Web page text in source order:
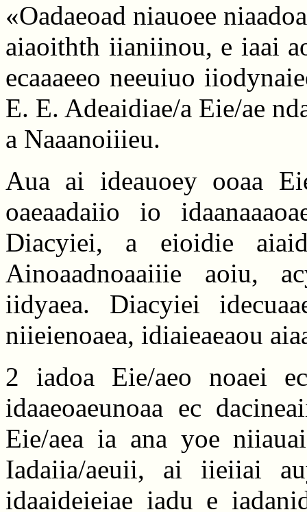
«Oadaeoad niauoee
aiaoithth iianiinou, e iaai
ecaaaeeo neeuiuo
E. E. Adeaidiae/a Eie/ae
a Naaanoiiieu.
Aua ai ideauoey ooaa
oaeaadaiio io
Diacyiei, a eioidie
Ainoaadnoaaiiie aoiu,
iidyaea. Diacyiei
niieienoaea, idiaieaeaou
2 iadoa Eie/aeo noaei
idaaeoaeunoaa ec
Eie/aea ia ana yoe
Iadaiia/aeuii, ai iieiiai
idaaideieiae iadu e